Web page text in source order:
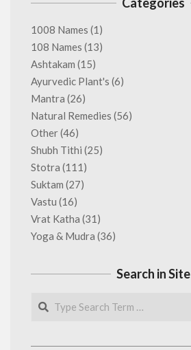
1008 Names (1)
108 Names (13)
Ashtakam (15)
Ayurvedic Plant's (6)
Mantra (26)
Natural Remedies (56)
Other(46)
Shubh Tithi (25)
Stotra (111)
Suktam (27)
Vastu (16)
Vrat Katha (31)
Yoga & Mudra (36)
Search in Site
Search